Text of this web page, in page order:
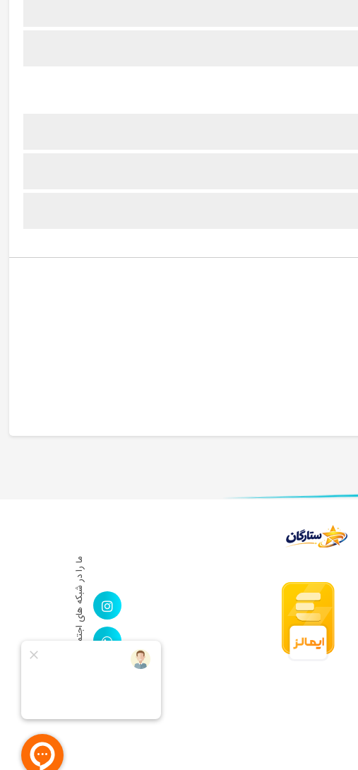
ما را در شبكه های اجتماعی دنبال کنید